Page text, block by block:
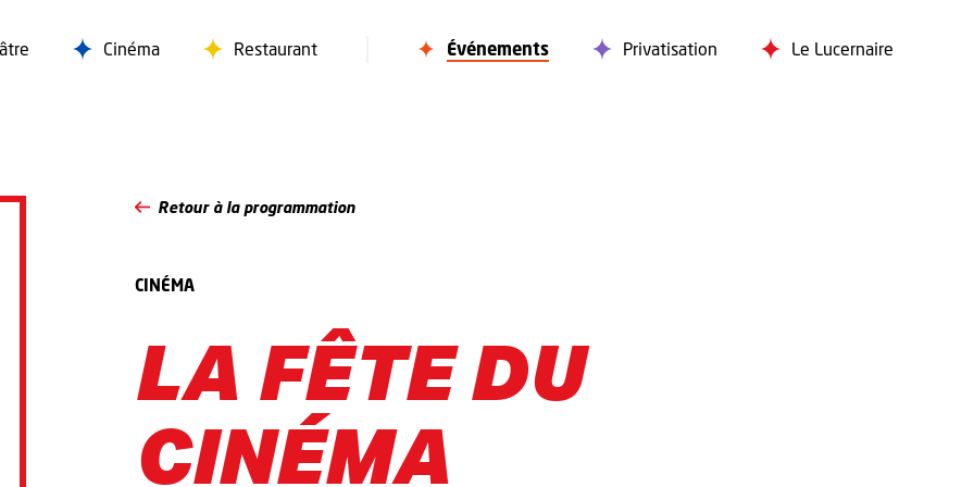
Cinéma Restaurant Événements Privatisation Le Lucernaire
Retour à la programmation
CINÉMA
LA FÊTE DU
CINÉMA